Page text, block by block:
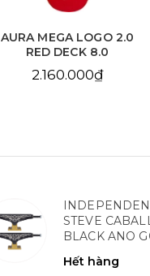
AURA MEGA LOGO 2.0
RED DECK 8.0
2.160.000₫
STEVE
BLACK ANO
Hết hàng